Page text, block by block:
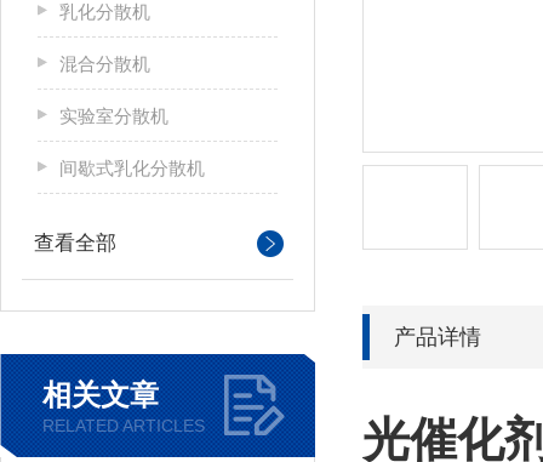
乳化分散机
混合分散机
实验室分散机
间歇式乳化分散机
查看全部
相关文章
RELATED ARTICLES
产品详情
光催化